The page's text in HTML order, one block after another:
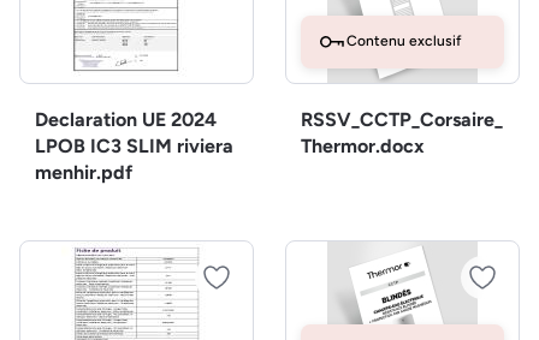
Declaration UE 2024
LPOB IC3 SLIM riviera
menhir.pdf
Contenu exclusif
RSSV_CCTP_Corsaire_
Thermor.docx